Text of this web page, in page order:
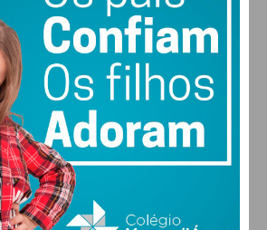
POR
MÓNICA FERREIRA
ATUALIDADE DESTAQUE PENAFIE
L REGIÃO
CCDR-Norte acompanha
plano de modernização na
ULS Tâmega e Sousa
PORMÓNICA FERREIRA
ATUALIDADE
L REGIÃO